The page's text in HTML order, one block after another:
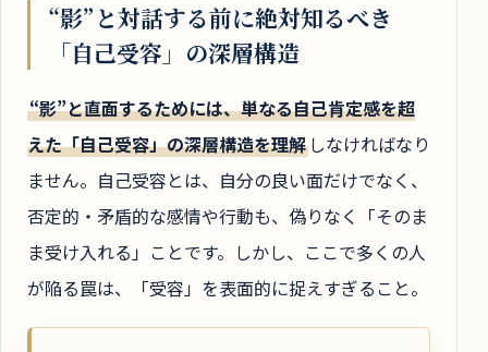
“影”と対話する前に絶対知るべき
「自己受容」の深層構造
“影”と直面するためには、単なる自己肯定感を超
えた「自己受容」の深層構造を理解しなければなり
ません。自己受容とは、自分の良い面だけでなく、
否定的・矛盾的な感情や行動も、偽りなく「そのま
ま受け入れる」ことです。しかし、ここで多くの人
が陥る罠は、「受容」を表面的に捉えすぎること。